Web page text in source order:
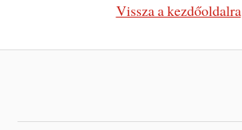
Vissza a kezdőoldalra